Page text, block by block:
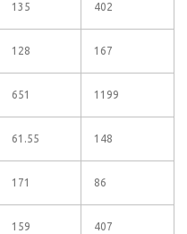
135 402
128 167
651 1199
61.55 148
171 86
159 407